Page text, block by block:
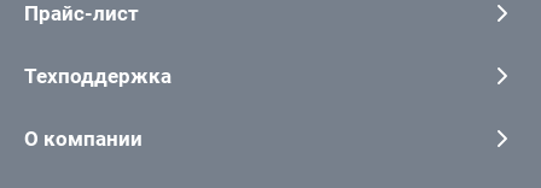
Прайс-лист
Техподдержка
О компании